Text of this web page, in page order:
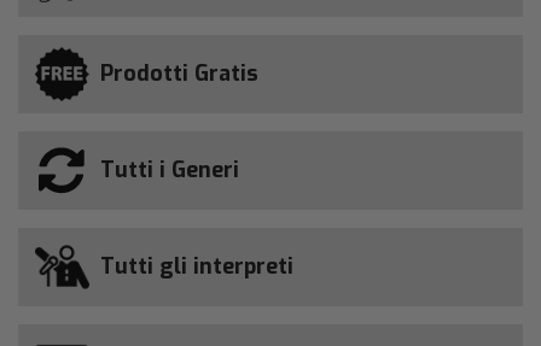
Prodotti Gratis
Tutti i Generi
Tutti gli interpreti